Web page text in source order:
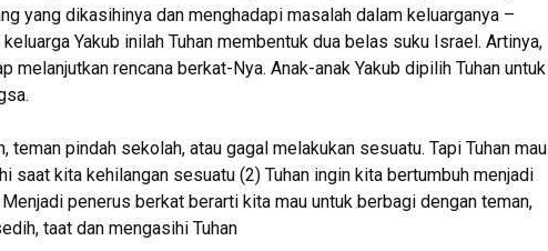
yang dikasihinya dan menghadapi masalah dalam keluarganya –
Yakub inilah Tuhan membentuk dua belas suku Israel. Artinya,
melanjutkan rencana berkat-Nya. Anak-anak Yakub dipilih Tuhan untuk
teman pindah sekolah, atau gagal melakukan sesuatu. Tapi Tuhan mau
saat kita kehilangan sesuatu (2) Tuhan ingin kita bertumbuh menjadi
penerus berkat berarti kita mau untuk berbagi dengan teman,
taat dan mengasihi Tuhan